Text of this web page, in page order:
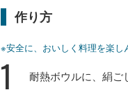
作り方
※安全に、おいしく料理を楽し
1 耐熱ボウルに、絹ご